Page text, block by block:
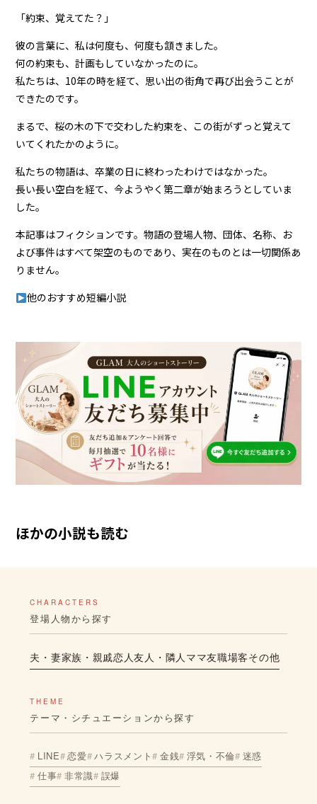
「約束、覚えてた？」
彼の言葉に、私は何度も、何度も頷きました。
何の約束も、計画もしていなかったのに。
私たちは、10年の時を経て、思い出の街角で再び出会うことが
できたのです。
まるで、桜の木の下で交わした約束を、この街がずっと覚えて
いてくれたかのように。
私たちの物語は、卒業の日に終わったわけではなかった。
長い長い空白を経て、今ようやく第二章が始まろうとしていま
した。
本記事はフィクションです。物語の登場人物、団体、名称、お
よび事件はすべて架空のものであり、実在のものとは一切関係あ
りません。
他のおすすめ短編小説
ほかの小説も読む
CHARACTERS
登場人物から探す
夫・妻家族・親戚恋人友人・隣人 ママ友職場客その他
THEME
テーマ・シチュエーションから探す
LINE 恋愛 ハラスメント 金銭 浮気・不倫 迷惑
仕事 非常識 誤爆